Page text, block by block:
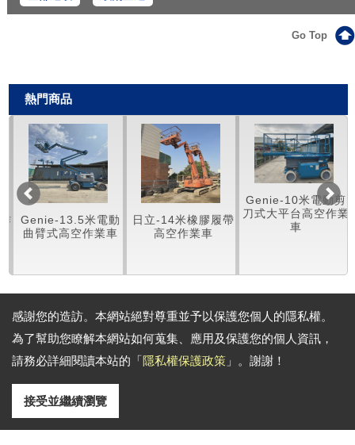
感謝您的造訪。本網站絕對尊重並予以保護您個人的隱私權。
為了幫助您瞭解本網站如何蒐集、應用及保護您的個人資訊，
請務必詳細閱讀本站的「隱私權保護政策 」。謝謝！
接受並繼續瀏覽
Go Top
熱門商品
Genie-13.5米電動
曲臂式高空作業車
日立-14米橡膠履帶
高空作業車
Genie-10米電動剪
刀式大平台高空作業
車
通訊地址:
(台中)台中市后里區眉山路460號 (桃園)桃園市龜山區南上路569-1號
4-25581505 (桃園) 886-3-3116604
Copyright © 2026All rights reserved.